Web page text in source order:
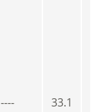
---- 33.1